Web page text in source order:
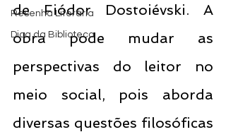
Resenha Literária
Dica da Biblioteca
de Fiódor Dostoiévski. A
obra pode mudar as
perspectivas do leitor no
meio social, pois aborda
diversas questões filosóficas